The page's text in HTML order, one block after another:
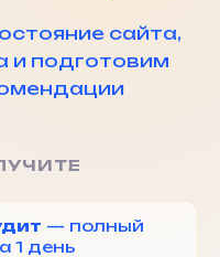
сайта,
и подготовим
— полный
1 день